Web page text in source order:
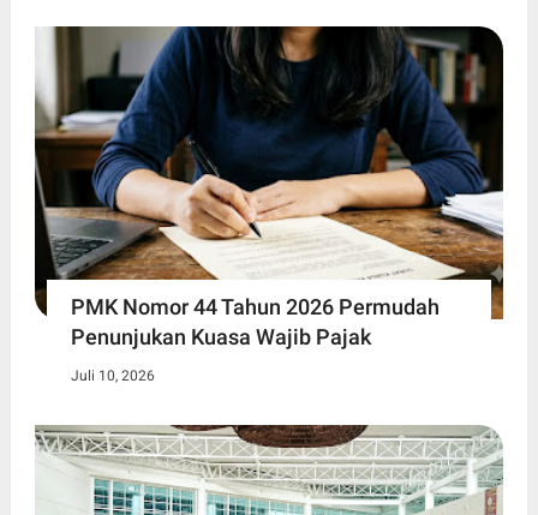
PMK Nomor 44 Tahun 2026 Permudah
Penunjukan Kuasa Wajib Pajak
Juli 10, 2026